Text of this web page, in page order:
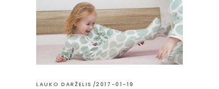
LAUKO DARŽELIS 2017-01-19